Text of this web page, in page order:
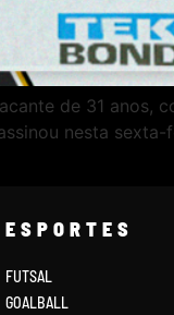
de 31 anos,
nesta
ESPORTES
FUTSAL
GOALBALL